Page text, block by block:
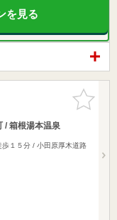
を見る
お気に入
りに追加
/ 箱根湯本温泉
１５分 / 小田原厚木道路